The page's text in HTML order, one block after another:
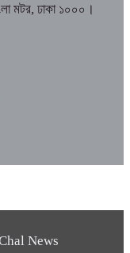
মটর, ঢাকা ১০০০।
News